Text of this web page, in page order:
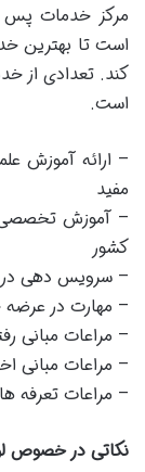
مرکز خدمات پس
است تا بهترین
کند. تعدادی از
است.
– ارائه آموزش
مفید
– آموزش تخصصی
کشور
– سرویس دهی در
– مهارت در
– مراعات مبانی
– مراعات مبانی
– مراعات تعرفه
نکاتی در خصوص